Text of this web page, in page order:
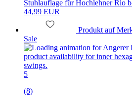
Stuhlauflage für Hochlehner Rio
44,99 EUR
Produkt auf
Sale
5
(8)